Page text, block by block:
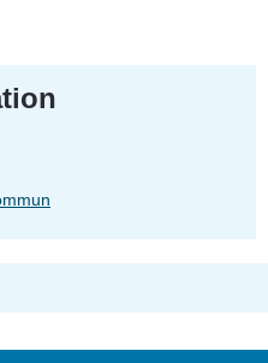
annan webbplats, öppnas i
annan webbplats.